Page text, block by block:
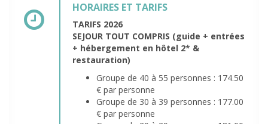
HORAIRES ET TARIFS
TARIFS 2026
SEJOUR TOUT COMPRIS (guide + entrées
+ hébergement en hôtel 2* &
restauration)
Groupe de 40 à 55 personnes : 174.50
€ par personne
Groupe de 30 à 39 personnes : 177.00
€ par personne